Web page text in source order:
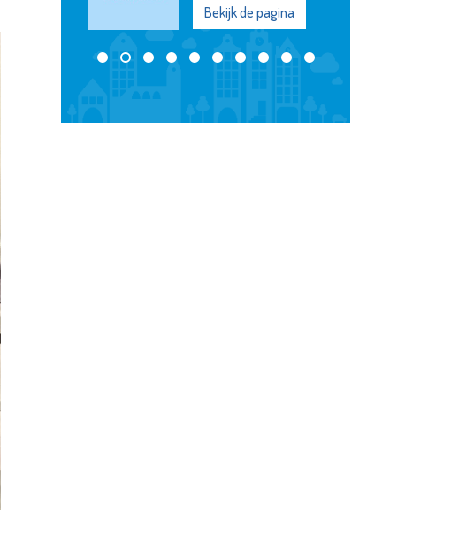
Bekijk de pagina